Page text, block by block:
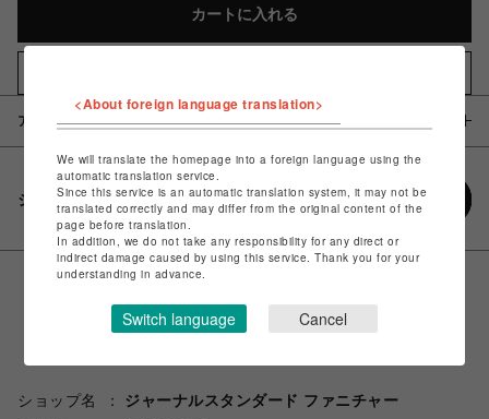
カートに入れる
アイテム説明 / 素材
シェアする
ショップ名
ジャーナルスタンダード ファニチャー
<About foreign language translation>
We will translate the homepage into a foreign language using the
automatic translation service.
Since this service is an automatic translation system, it may not be
translated correctly and may differ from the original content of the
page before translation.
In addition, we do not take any responsibility for any direct or
indirect damage caused by using this service. Thank you for your
understanding in advance.
Switch language Cancel